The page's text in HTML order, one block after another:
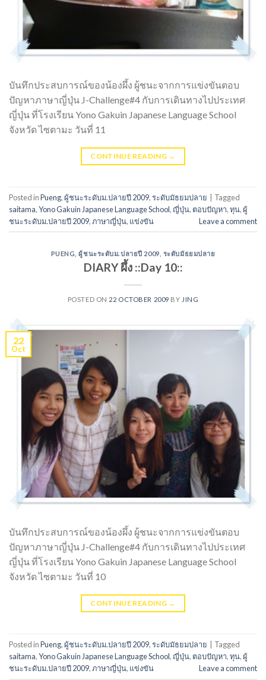
บันทึกประสบการณ์ของน้องผึ้ง ผู้ชนะจากการแข่งขันตอบ
ปัญหาภาษาญี่ปุ่น J-Challenge#4 กับการเดินทางไปประเทศ
ญี่ปุ่น ที่โรงเรียน Yono Gakuin Japanese Language School
จังหวัด ไซตามะ วันที่ 11
CONTINUE READING →
Posted inPueng,ผู้ชนะระดับม.ปลายปี 2009,ระดับมัธยมปลาย | Tagged
saitama,Yono Gakuin Japanese Language School,ญี่ปุ่น, ตอบปัญหา,ทุน,ผู้
ชนะระดับม.ปลายปี 2009,ภาษาญี่ปุ่น, แข่งขัน Leave a comment
PUENG ,ผู้ชนะระดับม.ปลายปี 2009 ระดับมัธยมปลาย
DIARY ผึ้ง ::Day 10::
POSTED ON 22 OCTOBER 2009 BY JING
22
Oct
บันทึกประสบการณ์ของน้องผึ้ง ผู้ชนะจากการแข่งขันตอบ
ปัญหาภาษาญี่ปุ่น J-Challenge#4 กับการเดินทางไปประเทศ
ญี่ปุ่น ที่โรงเรียน Yono Gakuin Japanese Language School
จังหวัด ไซตามะ วันที่ 10
CONTINUE READING →
Posted inPueng,ผู้ชนะระดับม.ปลายปี 2009,ระดับมัธยมปลาย
Tagged
saitama,Yono Gakuin Japanese Language School,ญี่ปุ่น, ตอบปัญหา,ทุน,ผู้
ชนะระดับม.ปลายปี 2009,ภาษาญี่ปุ่น, แข่งขัน Leave a comment